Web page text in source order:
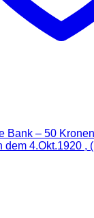
Bank – 50
dem 4.Okt.1920 ,